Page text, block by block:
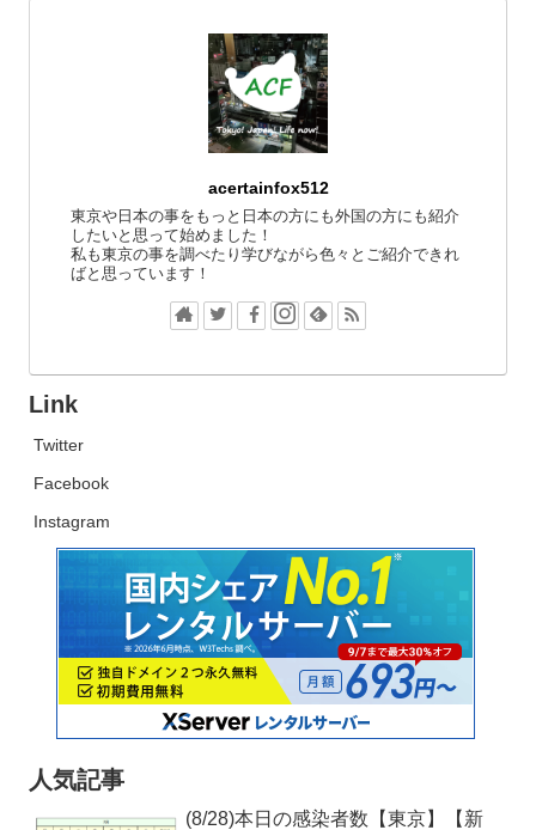
acertainfox512
東京や日本の事をもっと日本の方にも外国の方にも紹介
したいと思って始めました！
私も東京の事を調べたり学びながら色々とご紹介できれ
ばと思っています！
Link
Twitter
Facebook
Instagram
人気記事
(8/28)本日の感染者数【東京】【新